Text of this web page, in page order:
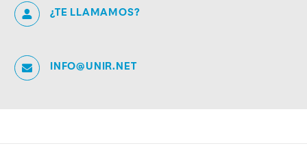
¿TE LLAMAMOS?
INFO@UNIR.NET